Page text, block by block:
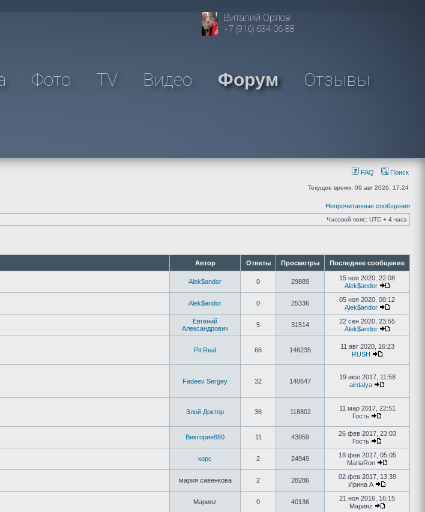
Виталий Орлов
+7 (916) 634-06-88
Фото TV Видео Форум Отзывы
FAQ Поиск
Текущее время: 09 авг 2026, 17:24
Непрочитанные сообщения
Часовой пояс: UTC + 4 часа
Автор Ответы Просмотры Последнее сообщение
Alek$andor 0 29889
15 ноя 2020, 22:08
Alek$andor
Alek$andor 0 25336
05 ноя 2020, 00:12
Alek$andor
Евгений
Александрович
5 31514
22 сен 2020, 23:55
Alek$andor
Pit Real 66 146235
11 авг 2020, 16:23
RUSH
Fadeev Sergey 32 140647
19 июл 2017, 11:58
airdalya
Злой Доктор 36 118802
11 мар 2017, 22:51
Гость
Виктория880 11 43959
26 фев 2017, 23:03
Гость
корс 2 24949
18 фев 2017, 05:05
MariaRon
мария савенкова 2 28286
02 фев 2017, 13:39
Ирина А
Марияz 0 40136
21 ноя 2016, 16:15
Марияz